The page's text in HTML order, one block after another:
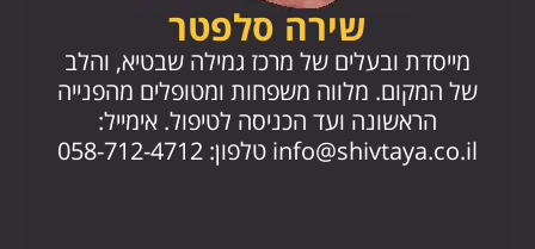
שירה סלפטר
מייסדת ובעלים של מרכז גמילה שבטיא, והלב
של המקום. מלווה משפחות ומטופלים מהפנייה
הראשונה ועד הכניסה לטיפול. אימייל:
info@shivtaya.co.il טלפון: 058-712-4712